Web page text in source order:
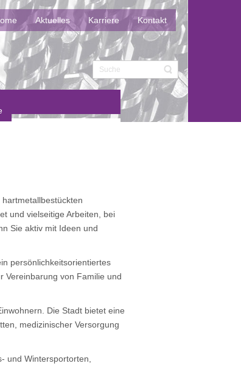
Aktuelles Karriere Kontakt
und vielseitige Arbeiten, bei
Sie aktiv mit Ideen und
persönlichkeitsorientiertes
Vereinbarung von Familie und
Die Stadt bietet eine
medizinischer Versorgung
und Wintersportorten,